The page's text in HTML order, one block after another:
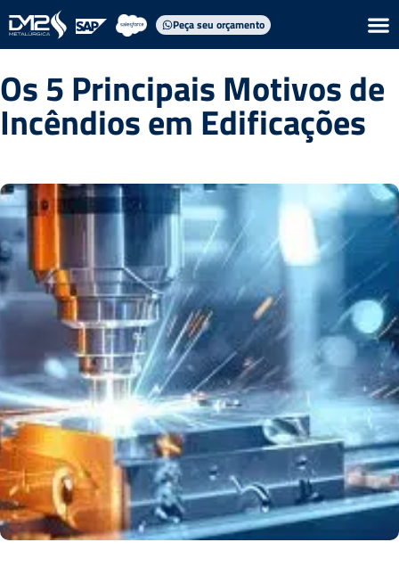
Peça seu orçamento
Os 5 Principais Motivos de
Incêndios em Edificações